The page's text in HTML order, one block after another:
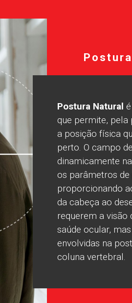
Postura Natural
que permite,
a posição física
perto. O campo
dinamicamente
os parâmetros
proporcionando
da cabeça ao
requerem a visão
saúde ocular,
envolvidas na
coluna vertebral.